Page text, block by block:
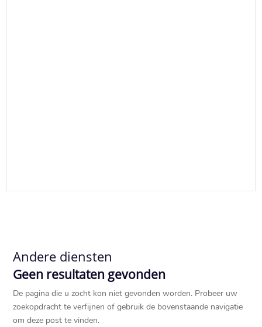
Andere diensten
Geen resultaten gevonden
De pagina die u zocht kon niet gevonden worden. Probeer uw
zoekopdracht te verfijnen of gebruik de bovenstaande navigatie
om deze post te vinden.